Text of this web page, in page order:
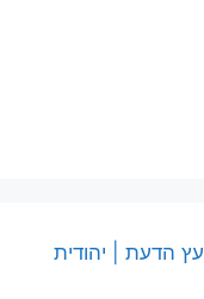
עץ הדעת | יהודית